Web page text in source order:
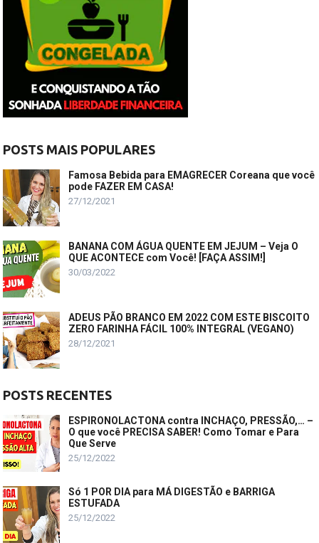
POSTS MAIS POPULARES
Famosa Bebida para EMAGRECER Coreana que você
pode FAZER EM CASA!
27/12/2021
BANANA COM ÁGUA QUENTE EM JEJUM – Veja O
QUE ACONTECE com Você! [FAÇA ASSIM!]
30/03/2022
ADEUS PÃO BRANCO EM 2022 COM ESTE BISCOITO
ZERO FARINHA FÁCIL 100% INTEGRAL (VEGANO)
28/12/2021
POSTS RECENTES
ESPIRONOLACTONA contra INCHAÇO, PRESSÃO,… –
O que você PRECISA SABER! Como Tomar e Para
Que Serve
25/12/2022
Só 1 POR DIA para MÁ DIGESTÃO e BARRIGA
ESTUFADA
25/12/2022